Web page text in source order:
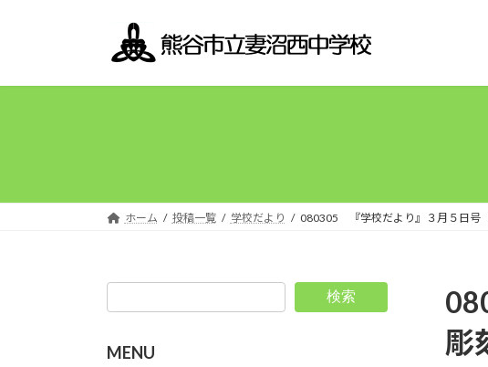
プ
動
ホーム 投稿一覧 学校だより 080305 『学校だより』３月５日号
彫
検索
MENU